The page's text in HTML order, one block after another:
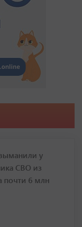
у
СВО из
почти 6 млн